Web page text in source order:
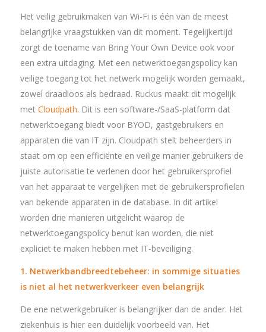
Het veilig gebruikmaken van Wi-Fi is één van de meest
belangrijke vraagstukken van dit moment. Tegelijkertijd
zorgt de toename van Bring Your Own Device ook voor
een extra uitdaging. Met een netwerktoegangspolicy kan
veilige toegang tot het netwerk mogelijk worden gemaakt,
zowel draadloos als bedraad. Ruckus maakt dit mogelijk
met Cloudpath. Dit is een software-/SaaS-platform dat
netwerktoegang biedt voor BYOD, gastgebruikers en
apparaten die van IT zijn. Cloudpath stelt beheerders in
staat om op een efficiënte en veilige manier gebruikers de
juiste autorisatie te verlenen door het gebruikersprofiel
van het apparaat te vergelijken met de gebruikersprofielen
van bekende apparaten in de database. In dit artikel
worden drie manieren uitgelicht waarop de
netwerktoegangspolicy benut kan worden, die niet
expliciet te maken hebben met IT-beveiliging.
1. Netwerkbandbreedtebeheer: in sommige situaties
is niet al het netwerkverkeer even belangrijk
De ene netwerkgebruiker is belangrijker dan de ander. Het
ziekenhuis is hier een duidelijk voorbeeld van. Het